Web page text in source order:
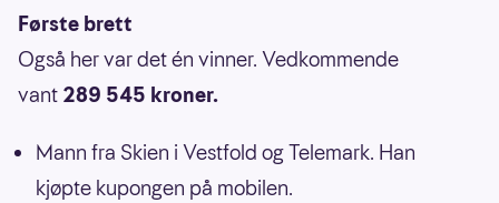
Første brett
Også her var det én vinner. Vedkommende
vant 289 545 kroner.
Mann fra Skien i Vestfold og Telemark. Han
kjøpte kupongen på mobilen.